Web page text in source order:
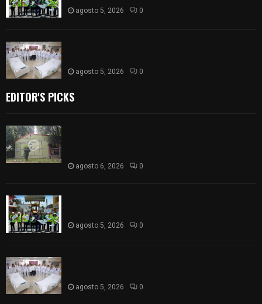
agosto 5, 2026 0
agosto 5, 2026 0
EDITOR'S PICKS
agosto 6, 2026 0
agosto 5, 2026 0
agosto 5, 2026 0